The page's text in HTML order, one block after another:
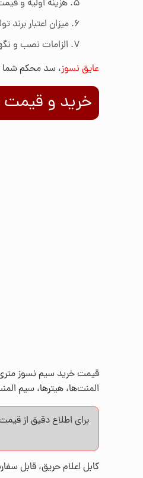
هزینه اولیه و
میزان اعتبار برند
الزامات نصب و
عایق نسوز، سد محکم شما
خرید و
قیمت خرید سیم نسوز
المنت‌ها، هیترها، سیم
برای اطلاع دقیق از
کابل اعلام حریق، قابل